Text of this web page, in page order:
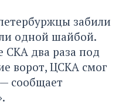
забили
одной шайбой.
СКА два раза под
ворот, ЦСКА смог
сообщает